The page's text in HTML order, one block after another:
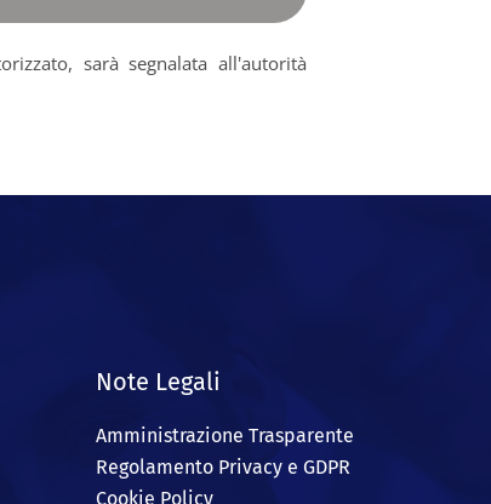
sarà segnalata all'autorità
Note Legali
Amministrazione Trasparente
Regolamento Privacy e GDPR
Cookie Policy